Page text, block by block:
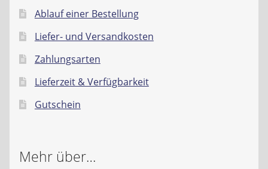
Ablauf einer Bestellung
Liefer- und Versandkosten
Zahlungsarten
Lieferzeit & Verfügbarkeit
Gutschein
Mehr über…